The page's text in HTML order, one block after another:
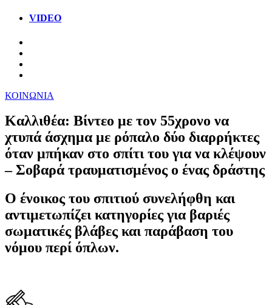
VIDEO
ΚΟΙΝΩΝΙΑ
Καλλιθέα: Βίντεο με τον 55χρονο να
χτυπά άσχημα με ρόπαλο δύο διαρρήκτες
όταν μπήκαν στο σπίτι του για να κλέψουν
– Σοβαρά τραυματισμένος ο ένας δράστης
Ο ένοικος του σπιτιού συνελήφθη και
αντιμετωπίζει κατηγορίες για βαριές
σωματικές βλάβες και παράβαση του
νόμου περί όπλων.